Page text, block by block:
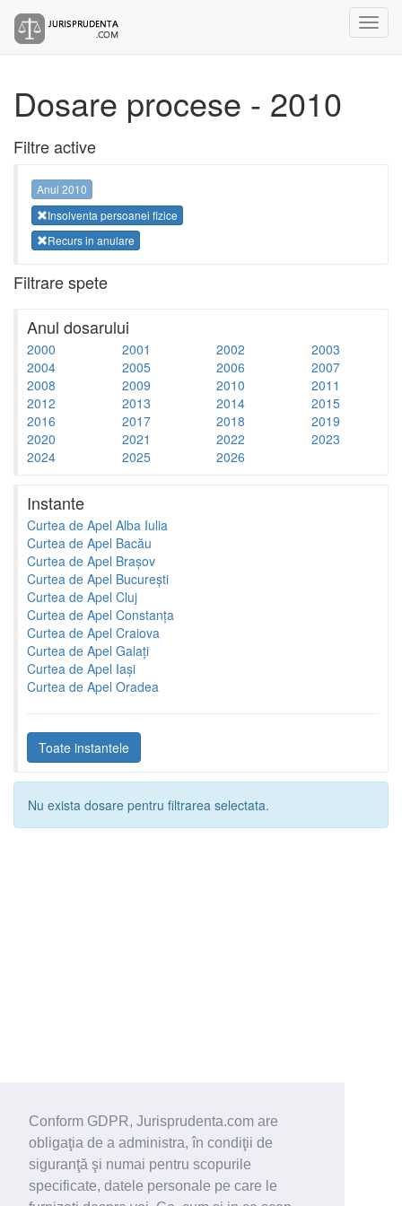
Conform GDPR, Jurisprudenta.com are
obligaţia de a administra, în condiţii de
siguranţă şi numai pentru scopurile
specificate, datele personale pe care le
Dosare procese - 2010
Filtre active
Anul 2010
Insolventa persoanei fizice
Recurs in anulare
Filtrare spete
Anul dosarului
2000 2001 2002
2003
2004
2005 2006
2007
2008
2009 2010
2011
2012
2013 2014
2015
2016
2017 2018
2019
2020
2021 2022
2023
2024
2025 2026
Instante
Curtea de Apel Alba Iulia
Curtea de Apel Bacău
Curtea de Apel Brașov
Curtea de Apel București
Curtea de Apel Cluj
Curtea de Apel Constanța
Curtea de Apel Craiova
Curtea de Apel Galați
Curtea de Apel Iași
Curtea de Apel Oradea
Toate instantele
Nu exista dosare pentru filtrarea selectata.